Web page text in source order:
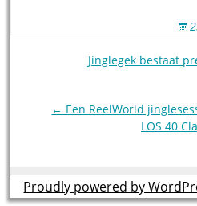
Jinglegek bestaat
← Een ReelWorld
LOS 40
Proudly powered by